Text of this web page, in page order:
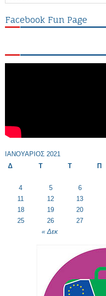
Facebook Fun Page
ΙΑΝΟΥΆΡΙΟΣ 2021
Δ
Τ Τ Π
« Δεκ
4
5 6
11
12 13
18
19 20
25
26 27